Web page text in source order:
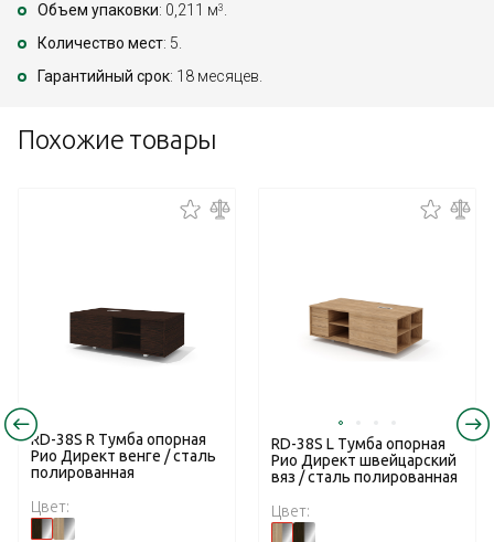
Объем упаковки: 0,211 м3 .
Количество мест: 5.
Гарантийный срок: 18 месяцев.
Похожие товары
RD-38S R Тумба опорная
Рио Директ венге / сталь
полированная
Цвет:
RD-38S L Тумба опорная
Рио Директ швейцарский
вяз / сталь полированная
Цвет: